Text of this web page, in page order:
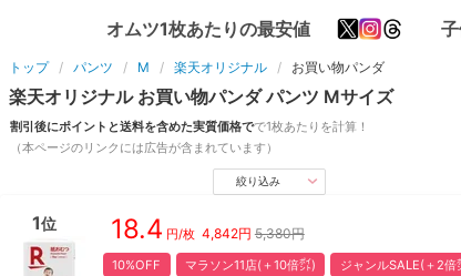
オムツ1枚あたりの最安値
トップ パンツ M 楽天オリジナル お買い物パンダ
楽天オリジナル お買い物パンダ パンツ Mサイズ
割引後にポイントと送料を含めた実質価格でで1枚あたりを計算！
（本ページのリンクには広告が含まれています）
絞り込み
1位 18.4 円/枚 4,842円 5,380円
10%OFF マラソン11店(＋10倍㌽) ジャンルSALE(＋2倍